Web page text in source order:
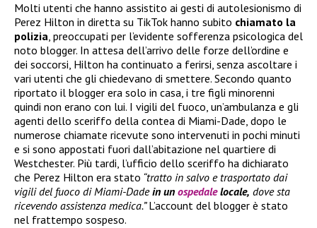
Molti utenti che hanno assistito ai gesti di autolesionismo di
Perez Hilton in diretta su TikTok hanno subito chiamato la
polizia, preoccupati per l’evidente sofferenza psicologica del
noto blogger. In attesa dell’arrivo delle forze dell’ordine e
dei soccorsi, Hilton ha continuato a ferirsi, senza ascoltare i
vari utenti che gli chiedevano di smettere. Secondo quanto
riportato il blogger era solo in casa, i tre figli minorenni
quindi non erano con lui. I vigili del fuoco, un’ambulanza e gli
agenti dello sceriffo della contea di Miami-Dade, dopo le
numerose chiamate ricevute sono intervenuti in pochi minuti
e si sono appostati fuori dall’abitazione nel quartiere di
Westchester. Più tardi, l’ufficio dello sceriffo ha dichiarato
che Perez Hilton era stato “tratto in salvo e trasportato dai
vigili del fuoco di Miami-Dadein un ospedalelocale, dove sta
ricevendo assistenza medica.”L’account del blogger è stato
nel frattempo sospeso.